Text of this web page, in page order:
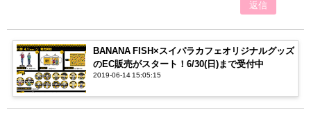
返信
BANANA FISH×スイパラカフェオリジナルグッズ
のEC販売がスタート！6/30(日)まで受付中
2019-06-14 15:05:15